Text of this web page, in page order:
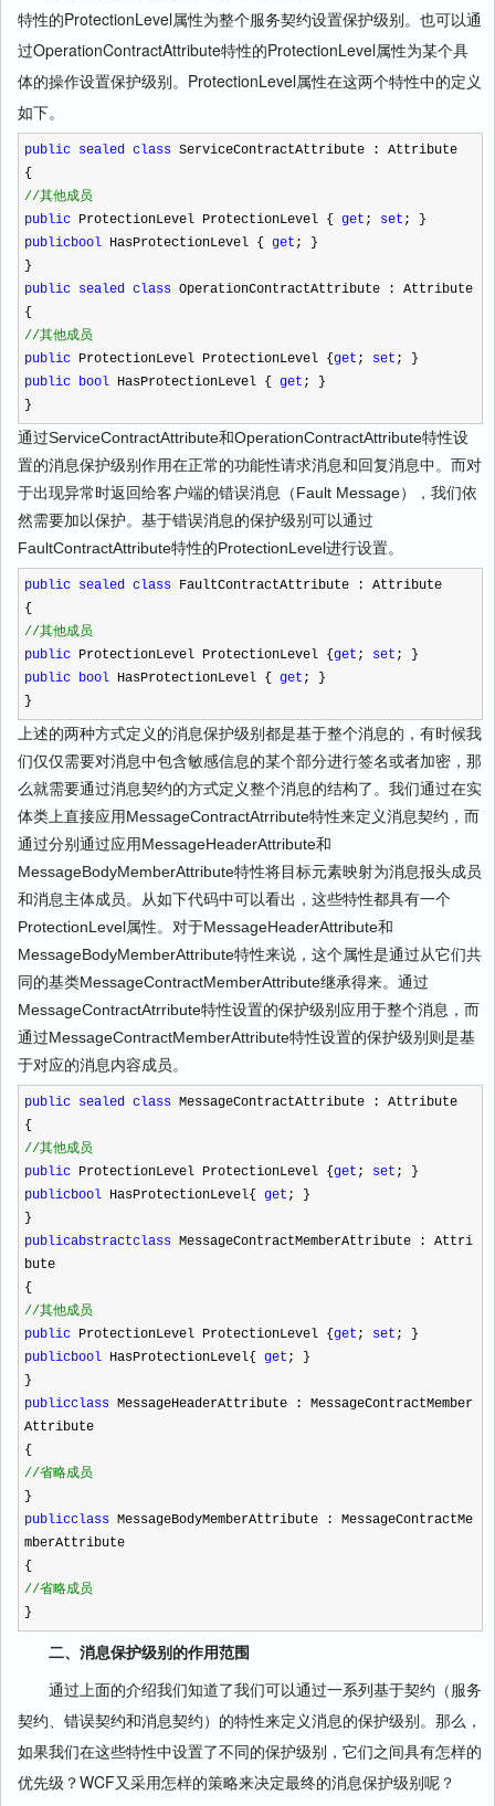
特性的ProtectionLevel属性为整个服务契约设置保护级别。也可以通
过OperationContractAttribute特性的ProtectionLevel属性为某个具
体的操作设置保护级别。ProtectionLevel属性在这两个特性中的定义
如下。
public sealed class ServiceContractAttribute : Attribute
{
//其他成员
public ProtectionLevel ProtectionLevel { get ; set ; }
publicbool HasProtectionLevel { get ; }
}
public sealed class OperationContractAttribute : Attribute
{
//其他成员
public ProtectionLevel ProtectionLevel { get ; set ; }
public bool HasProtectionLevel { get ; }
}
通过ServiceContractAttribute和OperationContractAttribute特性设
置的消息保护级别作用在正常的功能性请求消息和回复消息中。而对
于出现异常时返回给客户端的错误消息（Fault Message），我们依
然需要加以保护。基于错误消息的保护级别可以通过
FaultContractAttribute特性的ProtectionLevel进行设置。
public sealed class FaultContractAttribute : Attribute
{
//其他成员
public ProtectionLevel ProtectionLevel { get ; set ; }
public bool HasProtectionLevel { get ; }
}
上述的两种方式定义的消息保护级别都是基于整个消息的，有时候我
们仅仅需要对消息中包含敏感信息的某个部分进行签名或者加密，那
么就需要通过消息契约的方式定义整个消息的结构了。我们通过在实
体类上直接应用MessageContractAtrribute特性来定义消息契约，而
通过分别通过应用MessageHeaderAttribute和
MessageBodyMemberAttribute特性将目标元素映射为消息报头成员
和消息主体成员。从如下代码中可以看出，这些特性都具有一个
ProtectionLevel属性。对于MessageHeaderAttribute和
MessageBodyMemberAttribute特性来说，这个属性是通过从它们共
同的基类MessageContractMemberAttribute继承得来。通过
MessageContractAtrribute特性设置的保护级别应用于整个消息，而
通过MessageContractMemberAttribute特性设置的保护级别则是基
于对应的消息内容成员。
public sealed class MessageContractAttribute : Attribute
{
//其他成员
public ProtectionLevel ProtectionLevel { get ; set ; }
publicbool HasProtectionLevel{ get ; }
}
publicabstractclass MessageContractMemberAttribute : Attri
bute
{
//其他成员
public ProtectionLevel ProtectionLevel { get ; set ; }
publicbool HasProtectionLevel{ get ; }
}
publicclass MessageHeaderAttribute : MessageContractMember
Attribute
{
//省略成员
}
publicclass MessageBodyMemberAttribute : MessageContractMe
mberAttribute
{
//省略成员
}
二、消息保护级别的作用范围
通过上面的介绍我们知道了我们可以通过一系列基于契约（服务
契约、错误契约和消息契约）的特性来定义消息的保护级别。那么，
如果我们在这些特性中设置了不同的保护级别，它们之间具有怎样的
优先级？WCF又采用怎样的策略来决定最终的消息保护级别呢？